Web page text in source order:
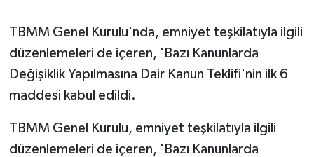
TBMM Genel Kurulu'nda, emniyet teşkilatıyla ilgili
düzenlemeleri de içeren, 'Bazı Kanunlarda
Değişiklik Yapılmasına Dair Kanun Teklifi'nin ilk 6
maddesi kabul edildi.
TBMM Genel Kurulu, emniyet teşkilatıyla ilgili
düzenlemeleri de içeren, 'Bazı Kanunlarda
Seri İlan
Siyaset
Sonsöz Özel